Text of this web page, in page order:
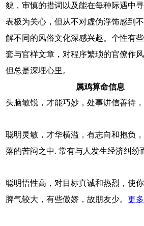
貌，审慎的措词以及能在每种际遇中
表极为关心，但从不对虚伪浮饰感到
解不同的风俗文化深感兴趣。个性有
套与官样文章，对程序繁琐的官僚作
但总是深埋心里。
属鸡算命信息
头脑敏锐，才能巧妙，处事讲信善待
聪明灵敏，才华横溢，有志向和抱负
落的苦闷之中. 常有与人发生经济纠纷
聪明悟性高，对目标真诚和热烈，使
脾气较大，有些傲娇，故朋友少。 更多